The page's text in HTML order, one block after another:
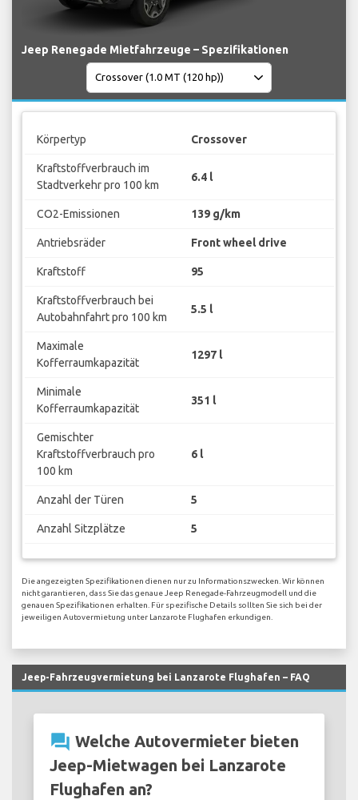
Jeep Renegade Mietfahrzeuge – Spezifikationen
Körpertyp Crossover
Kraftstoffverbrauch im
Stadtverkehr pro 100 km
6.4 l
CO2-Emissionen 139 g/km
Antriebsräder Front wheel drive
Kraftstoff 95
Kraftstoffverbrauch bei
Autobahnfahrt pro 100 km
5.5 l
Maximale
Kofferraumkapazität
1297 l
Minimale
Kofferraumkapazität
351 l
Gemischter
Kraftstoffverbrauch pro
100 km
6 l
Anzahl der Türen 5
Anzahl Sitzplätze 5
Die angezeigten Spezifikationen dienen nur zu Informationszwecken. Wir können
nicht garantieren, dass Sie das genaue Jeep Renegade-Fahrzeugmodell und die
genauen Spezifikationen erhalten. Für spezifische Details sollten Sie sich bei der
jeweiligen Autovermietung unter Lanzarote Flughafen erkundigen.
Jeep-Fahrzeugvermietung bei Lanzarote Flughafen – FAQ
question_answer Welche Autovermieter bieten
Jeep-Mietwagen bei Lanzarote
Flughafen an?